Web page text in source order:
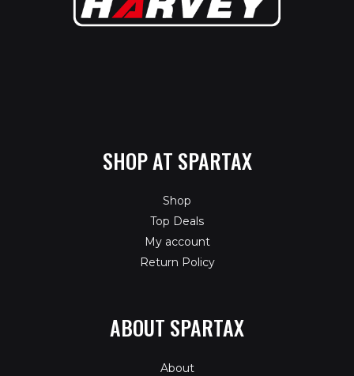
SHOP AT SPARTAX
Shop
Top Deals
My account
Return Policy
ABOUT SPARTAX
About